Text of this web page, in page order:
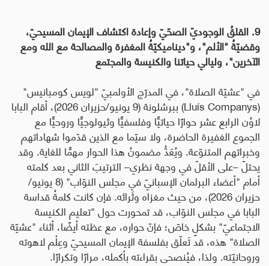
9. القلقُ الوجوديّ الصحّيّ وإعادة اكتشاف الإيمان المسيحيّ،
وقضيّةُ "الألم"، و"ديناميكيّةُ المغفرة والمصالحة مع الله ومع
الآخرين"، وليالي حياتنا والكنيسة والمجتمع
في "عشيّة الصلاة"، في المدرّج الأولمبيّ "لويس كومبانيس"
(
Lluís Companys ) ببرشلونة (9 يونيو/حزيران 2026)، أقام البابا
لاوُن الرابع عشر حوارًا حياتيًّا وفلسفيًّا وثيولوجيًّا وروحيًّا مع
الجموع الغفيرة الحاضرة، ولا سيّما مع الذين قدّموا شهاداتهم
وخبراتهم المتنوّعة. ويُعَدُّ مضمونُ هذا الحوار مهمًّا للغاية. وقد
يحتلّ –على الأقلّ في وجهة نظري– الترتيبَ الثاني بعد كلمته
أمام "أعضاء البرلمان الإسبانيّ في مجلس النوّاب" (8 يونيو/
حزيران 2026)، من حيث مغزاه وثَرائه. فإن كانت كلمةُ قداسة
البابا في مجلس النوّاب، قد تمحورت حول "تعليم الكنيسة
الاجتماعيّ" بشكلٍ خاصّ؛ فإنّ حواره، مع عظته أيضًا، أثناء "عشيّة
الصلاة" هذه، قد تَعلّق بفلسفة الإيمان المسيحيّ وعِلْم لاهوته
وروحانيّته. ولذا، فيُنصحى بقراءته بأكمله، مرارًا وتكرارًا.